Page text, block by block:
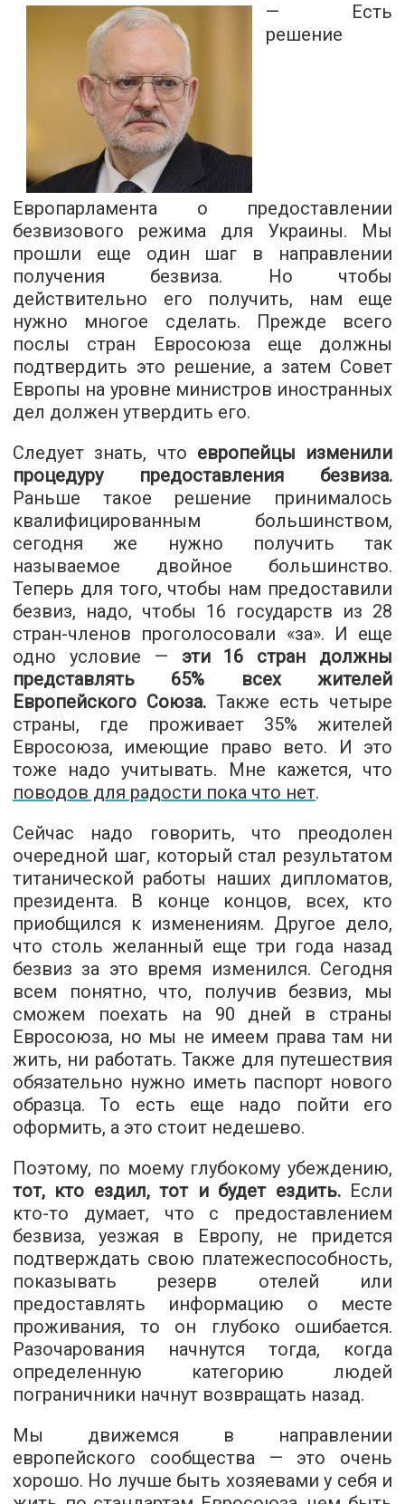
— Есть
решение
Европарламента о предоставлении
безвизового режима для Украины. Мы
прошли еще один шаг в направлении
получения безвиза. Но чтобы
действительно его получить, нам еще
нужно многое сделать. Прежде всего
послы стран Евросоюза еще должны
подтвердить это решение, а затем Совет
Европы на уровне министров иностранных
дел должен утвердить его.
Следует знать, что европейцы изменили
процедуру предоставления безвиза.
Раньше такое решение принималось
квалифицированным большинством,
сегодня же нужно получить так
называемое двойное большинство.
Теперь для того, чтобы нам предоставили
безвиз, надо, чтобы 16 государств из 28
стран-членов проголосовали «за». И еще
одно условие — эти 16 стран должны
представлять 65% всех жителей
Европейского Союза. Также есть четыре
страны, где проживает 35% жителей
Евросоюза, имеющие право вето. И это
тоже надо учитывать. Мне кажется, что
поводов для радости пока что нет.
Сейчас надо говорить, что преодолен
очередной шаг, который стал результатом
титанической работы наших дипломатов,
президента. В конце концов, всех, кто
приобщился к изменениям. Другое дело,
что столь желанный еще три года назад
безвиз за это время изменился. Сегодня
всем понятно, что, получив безвиз, мы
сможем поехать на 90 дней в страны
Евросоюза, но мы не имеем права там ни
жить, ни работать. Также для путешествия
обязательно нужно иметь паспорт нового
образца. То есть еще надо пойти его
оформить, а это стоит недешево.
Поэтому, по моему глубокому убеждению,
тот, кто ездил, тот и будет ездить.Если
кто-то думает, что с предоставлением
безвиза, уезжая в Европу, не придется
подтверждать свою платежеспособность,
показывать резерв отелей или
предоставлять информацию о месте
проживания, то он глубоко ошибается.
Разочарования начнутся тогда, когда
определенную категорию людей
пограничники начнут возвращать назад.
Мы движемся в направлении
европейского сообщества — это очень
хорошо. Но лучше быть хозяевами у себя и